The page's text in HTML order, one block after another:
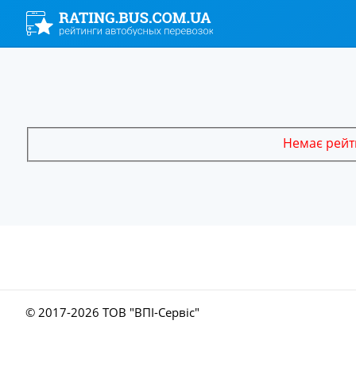
Немає
© 2017-2026 ТОВ "ВПІ-Сервіс"